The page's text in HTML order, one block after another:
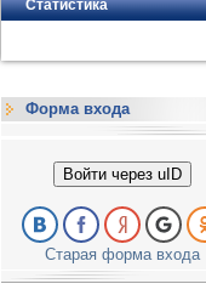
Статистика
Форма входа
Войти через uID
Старая форма входа